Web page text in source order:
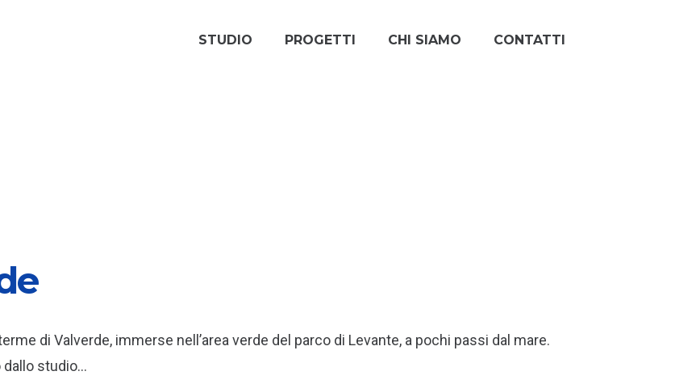
STUDIO PROGETTI CHI SIAMO CONTATTI
di Valverde, immerse nell’area verde del parco di Levante, a pochi passi dal mare.
dallo studio…